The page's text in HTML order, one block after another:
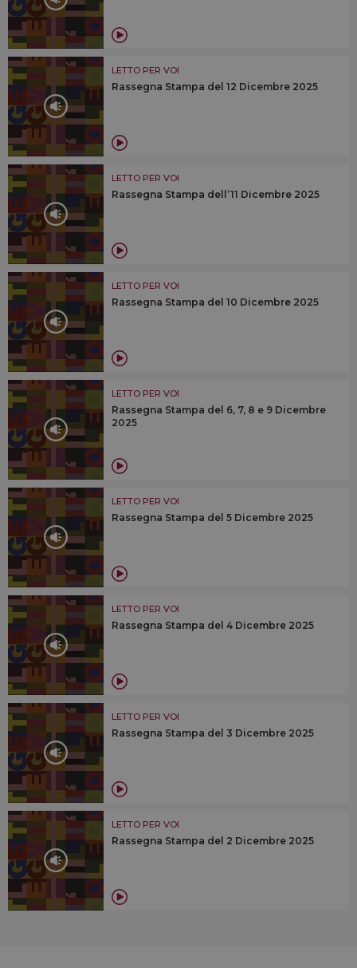
LETTO PER VOI
Rassegna Stampa del 12 Dicembre 2025
LETTO PER VOI
Rassegna Stampa dell’11 Dicembre 2025
LETTO PER VOI
Rassegna Stampa del 10 Dicembre 2025
LETTO PER VOI
Rassegna Stampa del 6, 7, 8 e 9 Dicembre
2025
LETTO PER VOI
Rassegna Stampa del 5 Dicembre 2025
LETTO PER VOI
Rassegna Stampa del 4 Dicembre 2025
LETTO PER VOI
Rassegna Stampa del 3 Dicembre 2025
LETTO PER VOI
Rassegna Stampa del 2 Dicembre 2025